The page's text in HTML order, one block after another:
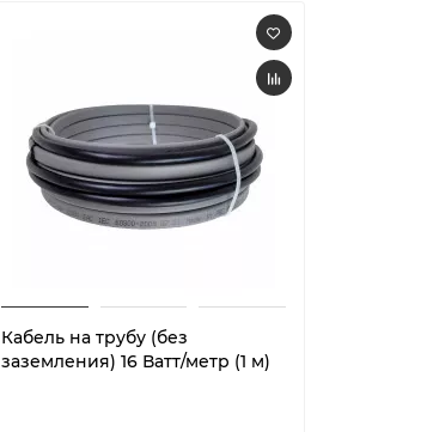
Кабель на трубу (без
заземления) 16 Ватт/метр (1 м)